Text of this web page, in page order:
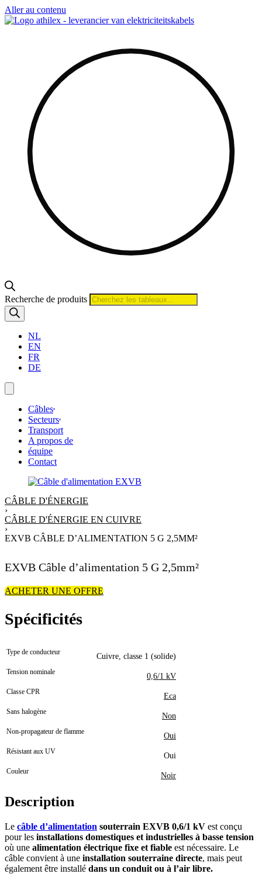
Aller au contenu
Recherche de produits
NL
EN
FR
DE
Câbles
Secteurs
Transport
A propos de
équipe
Contact
CÂBLE D'ÉNERGIE
›
CÂBLE D'ÉNERGIE EN CUIVRE
›
EXVB CÂBLE D’ALIMENTATION 5 G 2,5MM²
EXVB Câble d’alimentation 5 G 2,5mm²
ACHETER UNE OFFRE
Spécificités
Type de conducteur Cuivre, classe 1 (solide)
Tension nominale 0,6/1 kV
Classe CPR Eca
Sans halogène Non
Non-propagateur de flamme Oui
Résistant aux UV Oui
Couleur Noir
Description
Le câble d’alimentation souterrain EXVB 0,6/1 kV est conçu
pour les installations domestiques et industrielles à basse tension
où une alimentation électrique fixe et fiable est nécessaire. Le
câble convient à une installation souterraine directe, mais peut
également être installé dans un conduit ou à l’air libre.